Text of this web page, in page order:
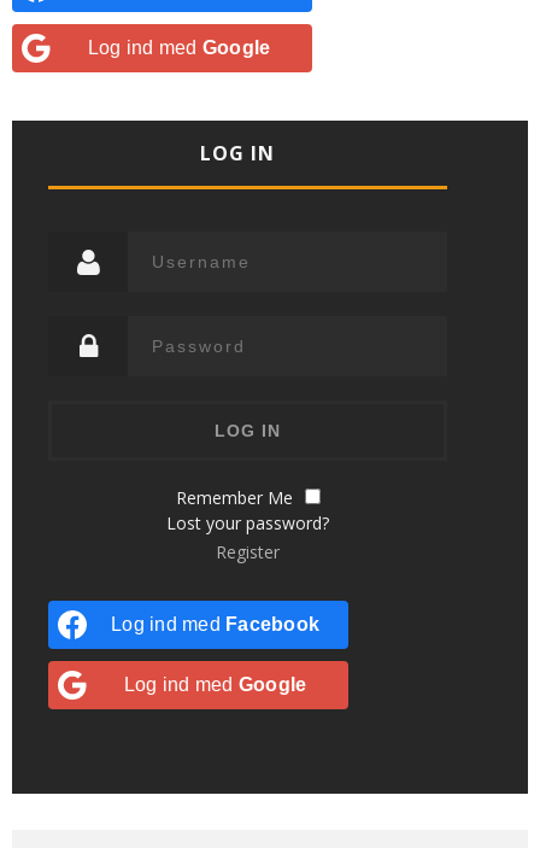
Log ind med Google
LOG IN
Remember Me
Lost your password?
Register
Log ind med Facebook
Log ind med Google